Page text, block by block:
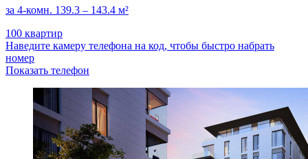
за 4-комн. 139.3 – 143.4 м²
100 квартир
Наведите камеру телефона на код, чтобы быстро набрать
номер
Показать телефон